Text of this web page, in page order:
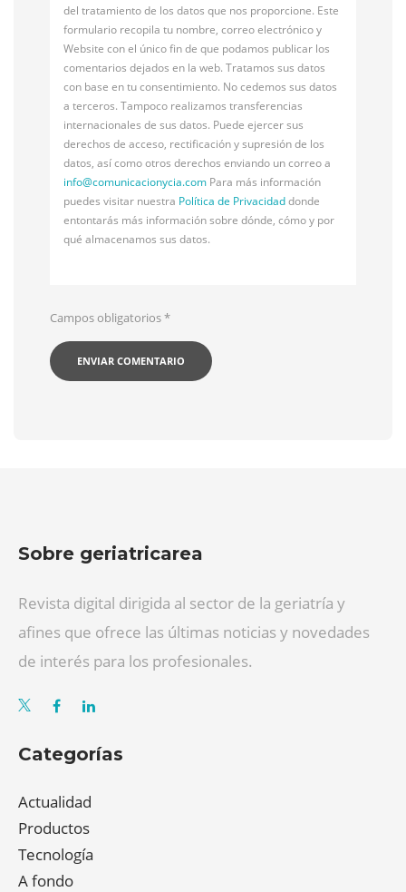
del tratamiento de los datos que nos proporcione. Este
formulario recopila tu nombre, correo electrónico y
Website con el único fin de que podamos publicar los
comentarios dejados en la web. Tratamos sus datos
con base en tu consentimiento. No cedemos sus datos
a terceros. Tampoco realizamos transferencias
internacionales de sus datos. Puede ejercer sus
derechos de acceso, rectificación y supresión de los
datos, así como otros derechos enviando un correo a
info@comunicacionycia.com Para más información
puedes visitar nuestra Política de Privacidaddonde
entontarás más información sobre dónde, cómo y por
qué almacenamos sus datos.
Campos obligatorios*
Sobre geriatricarea
Revista digital dirigida al sector de la geriatría y
afines que ofrece las últimas noticias y novedades
de interés para los profesionales.
Categorías
Actualidad
Productos
Tecnología
A fondo